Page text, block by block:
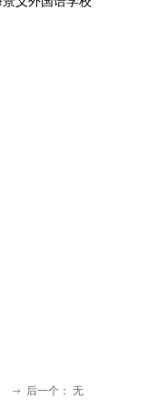
ꁹ 后一个： 无